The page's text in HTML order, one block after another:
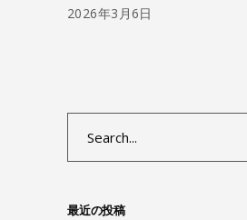
2026年3月6日
最近の投稿